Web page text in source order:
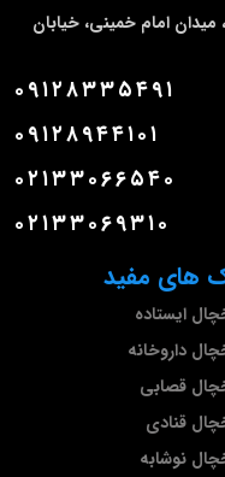
های مفید
ایستاده
داروخانه
قصابی
قنادی
نوشابه
امام خمینی، خیابان
۰۹۱۲۸۳۳۵۴۹۱
۰۹۱۲۸۹۴۴۱۰۱
۰۲۱۳۳۰۶۶۵۴۰
۰۲۱۳۳۰۶۹۳۱۰